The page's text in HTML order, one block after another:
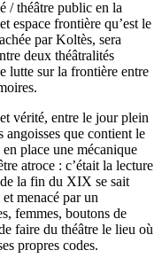
/ théâtre public en la
espace frontière qu’est le
par Koltès, sera
deux théâtralités
lutte sur la frontière entre
vérité, entre le jour plein
que contient le
place une mécanique
atroce : c’était la lecture
la fin du XIX se sait
menacé par un
femmes, boutons de
faire du théâtre le lieu où
propres codes.